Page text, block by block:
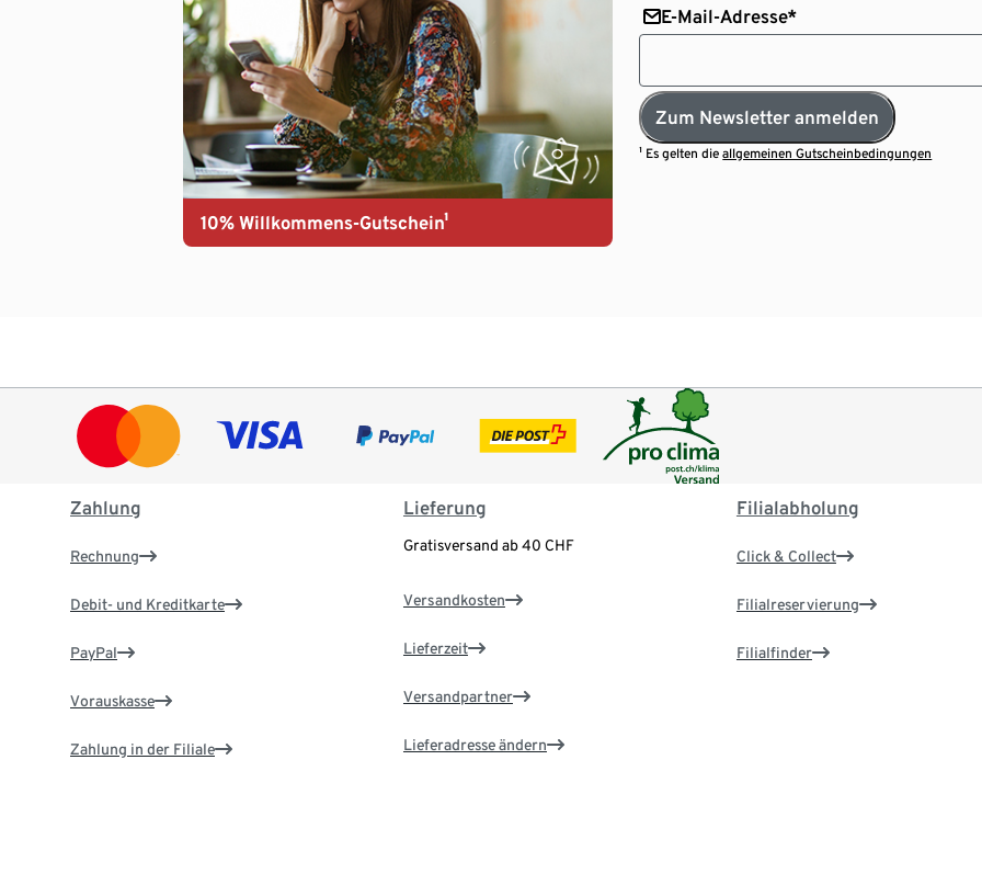
10% Willkommens-Gutschein¹
E-Mail-Adresse*
Zum Newsletter anmelden
¹ Es gelten dieallgemeinen Gutscheinbedingungen
Zahlung
Rechnung
Debit- und Kreditkarte
PayPal
Vorauskasse
Zahlung in der Filiale
Lieferung
Gratisversand ab 40 CHF
Versandkosten
Lieferzeit
Versandpartner
Lieferadresse ändern
Filialabholung
Click & Collect
Filialreservierung
Filialfinder